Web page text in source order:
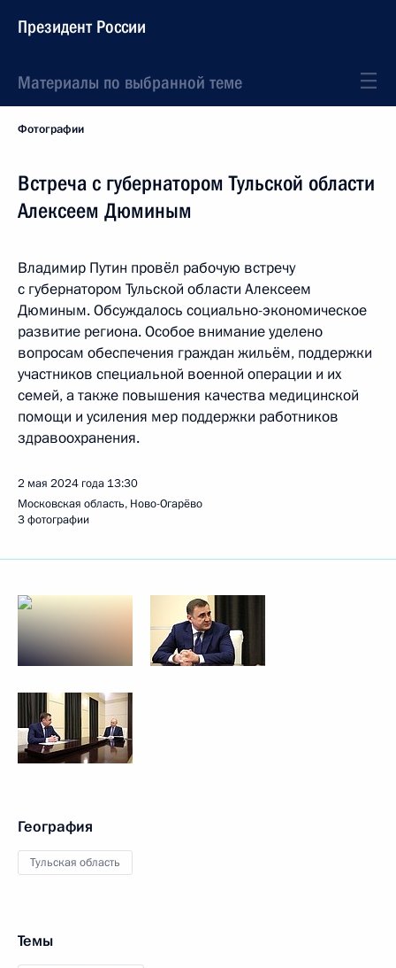
Президент России
Материалы по выбранной теме
Фотографии
Встреча с губернатором Тульской области
Алексеем Дюминым
Владимир Путин провёл рабочую встречу
с губернатором Тульской области Алексеем
Дюминым. Обсуждалось социально-экономическое
развитие региона. Особое внимание уделено
вопросам обеспечения граждан жильём, поддержки
участников специальной военной операции и их
семей, а также повышения качества медицинской
помощи и усиления мер поддержки работников
здравоохранения.
2 мая 2024 года 13:30
Московская область, Ново-Огарёво
3 фотографии
География
Тульская область
Темы